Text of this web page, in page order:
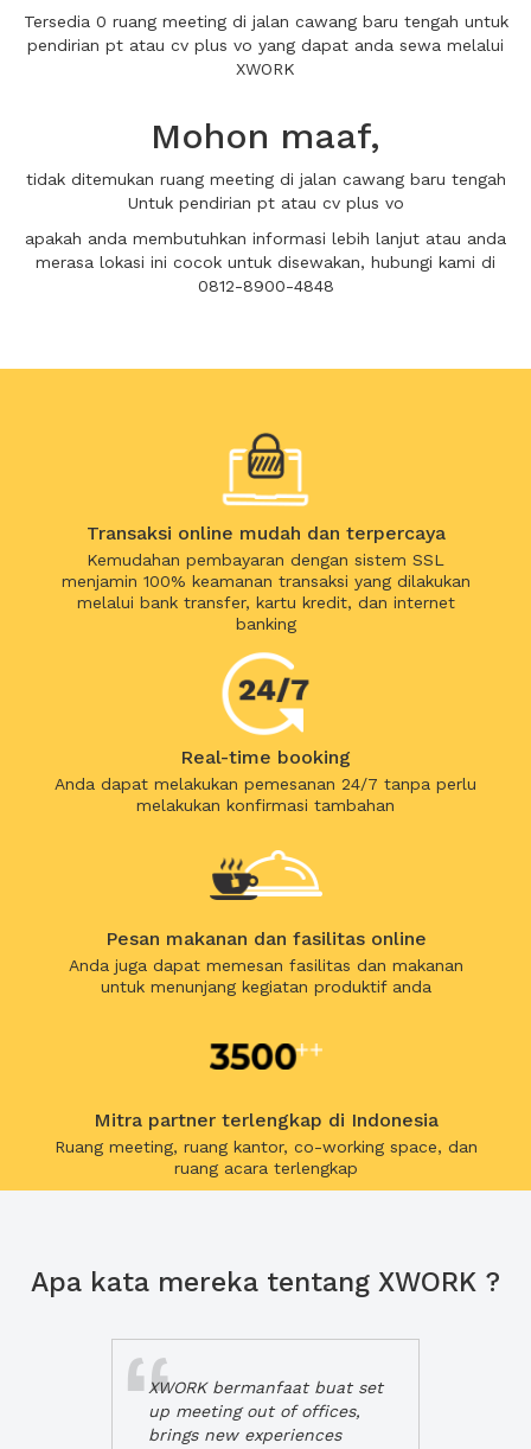
Tersedia 0 ruang meeting di jalan cawang baru tengah untuk
pendirian pt atau cv plus vo yang dapat anda sewa melalui
XWORK
Mohon maaf,
tidak ditemukan ruang meeting di jalan cawang baru tengah
Untuk pendirian pt atau cv plus vo
apakah anda membutuhkan informasi lebih lanjut atau anda
merasa lokasi ini cocok untuk disewakan, hubungi kami di
0812-8900-4848
Transaksi online mudah dan terpercaya
Kemudahan pembayaran dengan sistem SSL
menjamin 100% keamanan transaksi yang dilakukan
melalui bank transfer, kartu kredit, dan internet
banking
Real-time booking
Anda dapat melakukan pemesanan 24/7 tanpa perlu
melakukan konfirmasi tambahan
Pesan makanan dan fasilitas online
Anda juga dapat memesan fasilitas dan makanan
untuk menunjang kegiatan produktif anda
Mitra partner terlengkap di Indonesia
Ruang meeting, ruang kantor, co-working space, dan
ruang acara terlengkap
Apa kata mereka tentang XWORK ?
XWORK bermanfaat buat set
up meeting out of offices,
brings new experiences